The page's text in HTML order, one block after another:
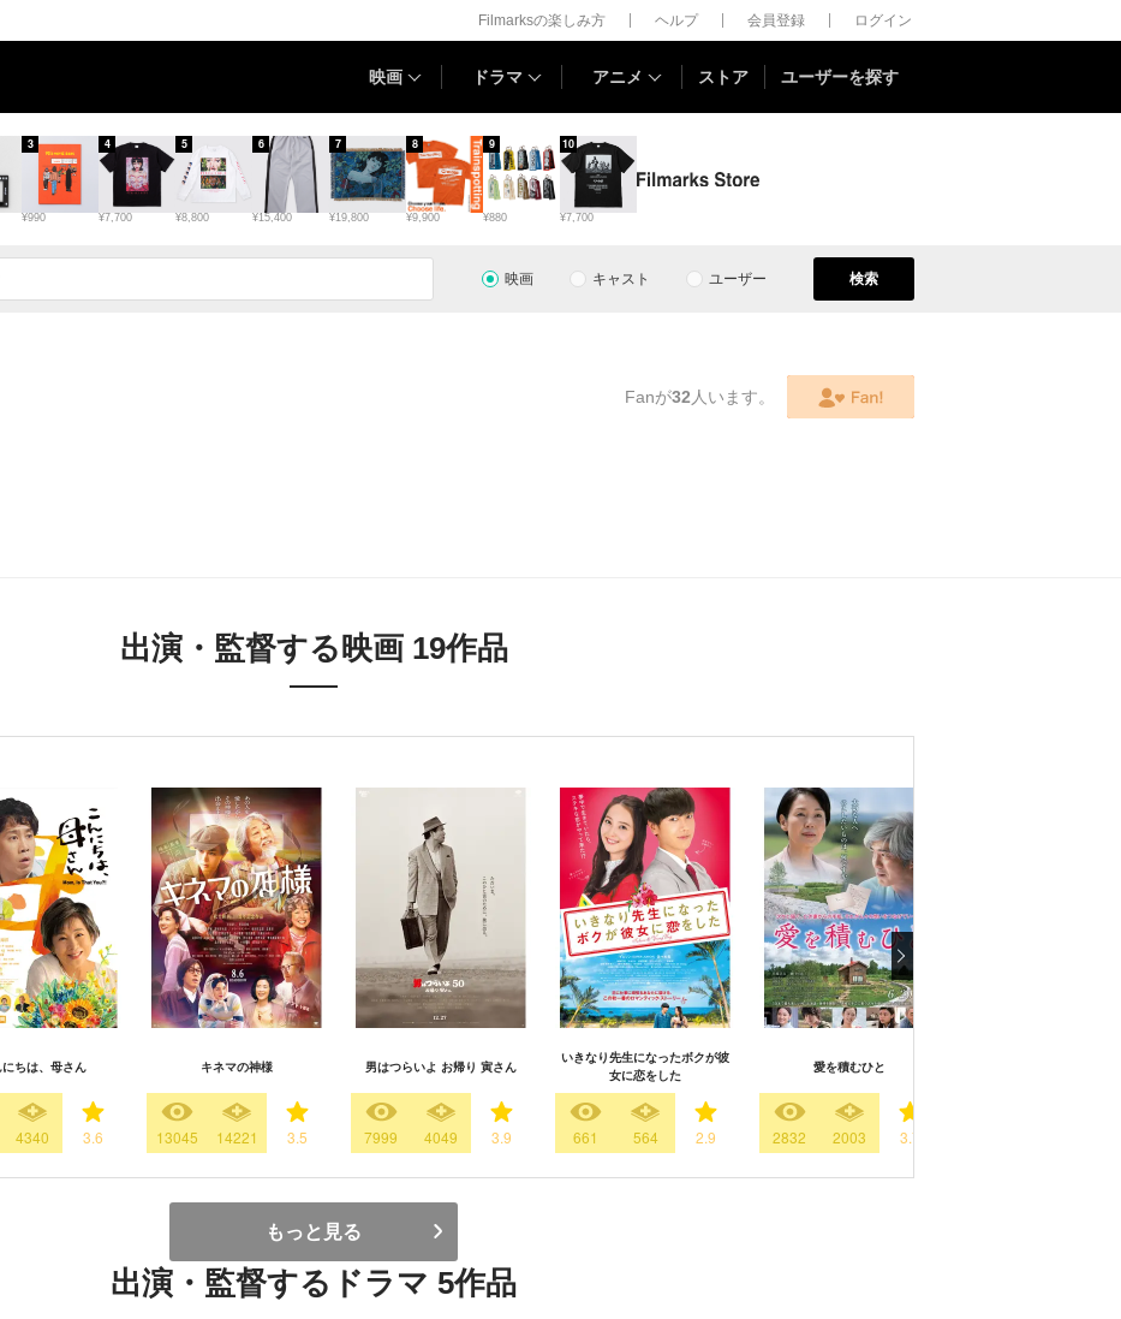
Filmarksの楽しみ方 ヘルプ 会員登録 ログイン
映画 ドラマ アニメ ストア ユーザーを探す
¥990
3
¥7,700
4
¥8,800
5
¥15,400
6
¥19,800
7
¥9,900
8
¥880
9
¥7,700
10
映画 キャスト ユーザー 検索
Fanが32 人います。
出演・監督する映画 19作品
にちは、母さん
4340 3.6
キネマの神様
13045 14221 3.5
男はつらいよ お帰り 寅さん
7999 4049 3.9
いきなり先生になったボクが彼
女に恋をした
661 564 2.9
愛を積むひと
2832 2003 3.7
もっと見る
出演・監督するドラマ 5作品